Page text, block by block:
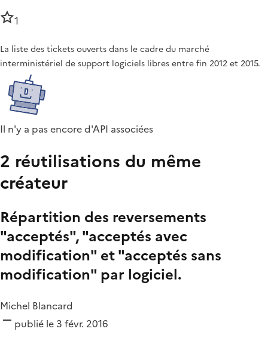
1
La liste des tickets ouverts dans le cadre du marché
interministériel de support logiciels libres entre fin 2012 et 2015.
Il n'y a pas encore d'API associées
2 réutilisations du même
créateur
Répartition des reversements
"acceptés", "acceptés avec
modification" et "acceptés sans
modification" par logiciel.
Michel Blancard
publié le 3 févr. 2016